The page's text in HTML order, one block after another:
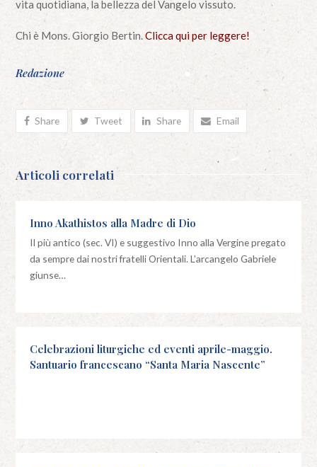
vita quotidiana, la bellezza del Vangelo vissuto.
Chi è Mons. Giorgio Bertin.Clicca qui per leggere!
Redazione
Share Tweet Share Email
Articoli correlati
Inno Akathistos alla Madre di Dio
Il più antico (sec. VI) e suggestivo Inno alla Vergine pregato
da sempre dai nostri fratelli Orientali. L’arcangelo Gabriele
giunse…
Celebrazioni liturgiche ed eventi aprile-maggio.
Santuario francescano “Santa Maria Nascente”